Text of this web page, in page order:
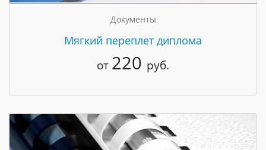
Документы
Мягкий переплет диплома
от 220 руб.